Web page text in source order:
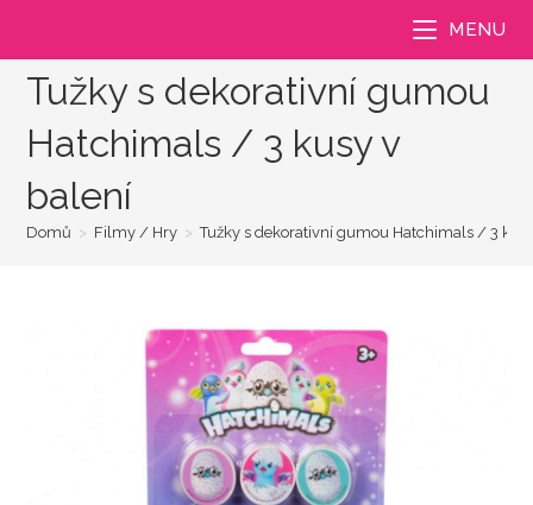
MENU
Tužky s dekorativní gumou
Hatchimals / 3 kusy v
balení
Domů > Filmy / Hry > Tužky s dekorativní gumou Hatchimals / 3